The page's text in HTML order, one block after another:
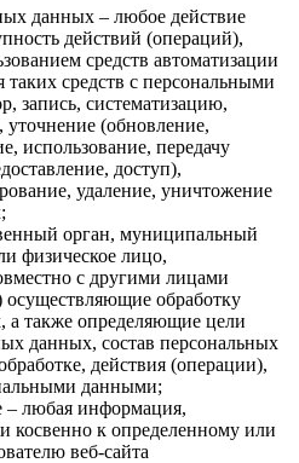
данных – любое действие
действий (операций),
средств автоматизации
таких средств с персональными
запись, систематизацию,
уточнение (обновление,
использование, передачу
доступ),
удаление, уничтожение
орган, муниципальный
физическое лицо,
с другими лицами
обработку
а также определяющие цели
данных, состав персональных
действия (операции),
данными;
– любая информация,
косвенно к определенному или
веб-сайта